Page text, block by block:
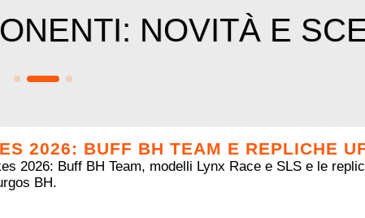
NOVITÀ E
2026: BUFF BH TEAM E REPLICHE
2026: Buff BH Team, modelli Lynx Race e SLS e le
BH.